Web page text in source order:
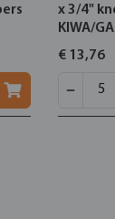
x 3/4"
KIWA/
€ 13,76